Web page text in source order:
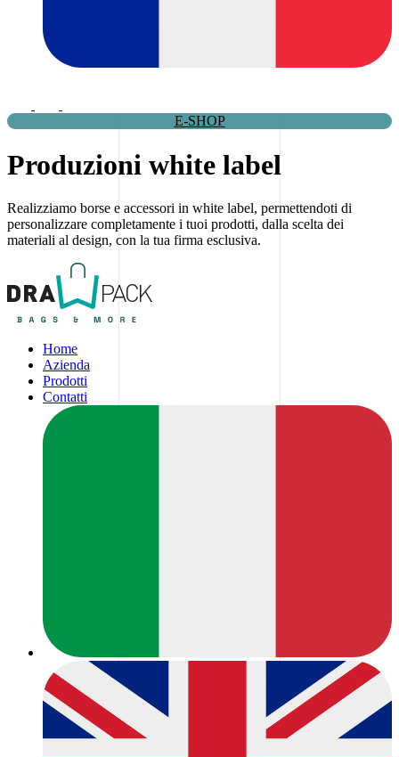
E-SHOP
Produzioni white label
Realizziamo borse e accessori in white label, permettendoti di
personalizzare completamente i tuoi prodotti, dalla scelta dei
materiali al design, con la tua firma esclusiva.
Home
Azienda
Prodotti
Contatti